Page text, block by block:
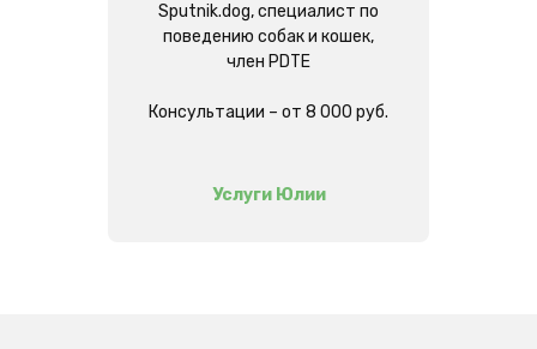
Sputnik.dog, специалист по
поведению собак и кошек,
член PDTE
Консультации – от 8 000 руб.
Услуги Юлии